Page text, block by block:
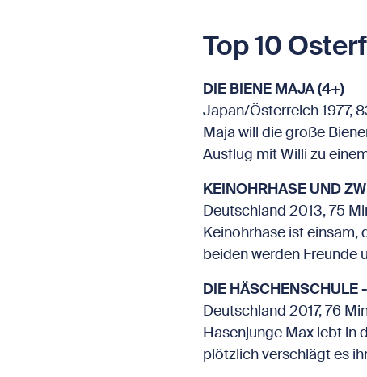
Top 10
DIE BIENE MAJA (4+)
Japan/Österreich 1977,
Maja will die große
Ausflug mit Willi zu
KEINOHRHASE UND
Deutschland 2013, 75
Keinohrhase ist einsam,
beiden werden Freunde
DIE HÄSCHENSCHULE
Deutschland 2017, 76
Hasenjunge Max lebt in
plötzlich verschlägt es